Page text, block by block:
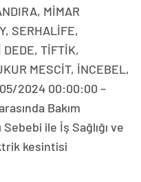
MİMAR
SERHALİFE,
TİFTİK,
MESCİT, İNCEBEL,
2024 00:00:00 –
Bakım
Sebebi ile İş Sağlığı ve
kesintisi